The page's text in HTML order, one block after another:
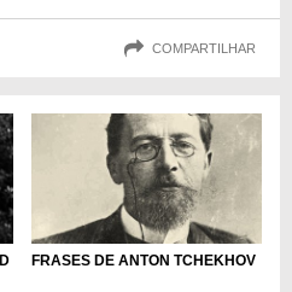
COMPARTILHAR
FRASES DE ANTON TCHEKHOV